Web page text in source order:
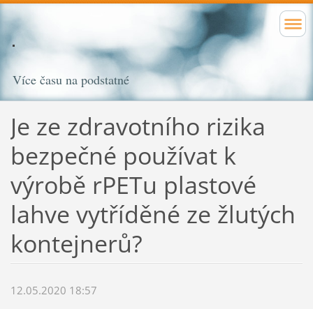
Více času na podstatné
Je ze zdravotního rizika
bezpečné používat k
výrobě rPETu plastové
lahve vytříděné ze žlutých
kontejnerů?
12.05.2020 18:57